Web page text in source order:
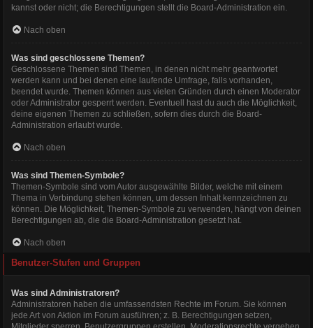
kannst oder nicht; die Berechtigungen stellt die Board-Administration ein.
Nach oben
Was sind geschlossene Themen?
Geschlossene Themen sind Themen, in denen nicht mehr geantwortet
werden kann und bei denen eine laufende Umfrage, falls vorhanden,
beendet wurde. Themen können aus vielen Gründen durch einen Moderator
oder Administrator gesperrt werden. Eventuell hast du auch die Möglichkeit,
deine eigenen Themen zu schließen, sofern dies durch die Board-
Administration erlaubt wurde.
Nach oben
Was sind Themen-Symbole?
Themen-Symbole sind vom Autor ausgewählte Bilder, welche mit einem
Thema in Verbindung stehen können, um dessen Inhalt kennzeichnen zu
können. Die Möglichkeit, Themen-Symbole zu verwenden, hängt von deinen
Berechtigungen ab, die die Board-Administration gesetzt hat.
Nach oben
Benutzer-Stufen und Gruppen
Was sind Administratoren?
Administratoren haben die umfassendsten Rechte im Forum. Sie können
jede Art von Aktion im Forum ausführen; z. B. Berechtigungen setzen,